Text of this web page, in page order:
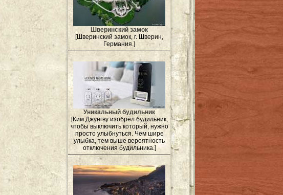
Шверинский замок
[Шверинский замок, г. Шверин,
Германия.]
Уникальный будильник
[Ким Джунгву изобрёл будильник,
чтобы выключить который, нужно
просто улыбнуться. Чем шире
улыбка, тем выше вероятность
отключения будильника.]